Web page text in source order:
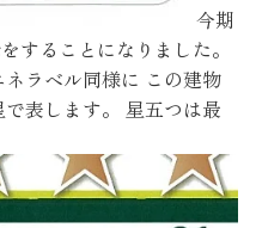
今期
することになりました。
ラベル同様に この建物
表します。 星五つは最